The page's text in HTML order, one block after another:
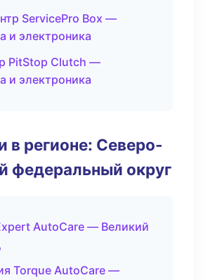
ServicePro Box —
и электроника
PitStop Clutch —
и электроника
в регионе: Северо-
федеральный округ
AutoCare — Великий
Torque AutoCare —